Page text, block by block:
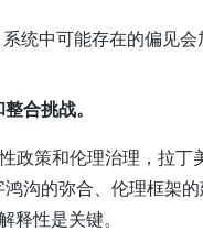
统中可能存在的偏见
合挑战。
政策和伦理治理，拉丁
沟的弥合、伦理框架
释性是关键。